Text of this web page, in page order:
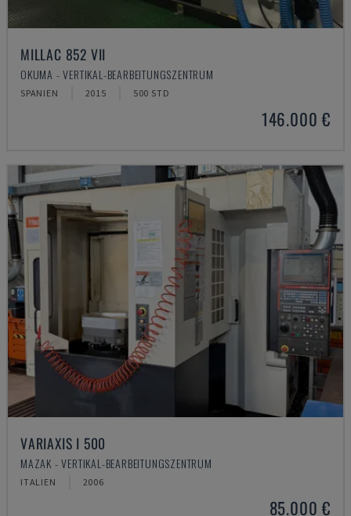
MILLAC 852 VII
OKUMA - VERTIKAL-BEARBEITUNGSZENTRUM
SPANIEN 2015 500 STD
146.000 €
VARIAXIS I 500
MAZAK - VERTIKAL-BEARBEITUNGSZENTRUM
ITALIEN 2006
85.000 €